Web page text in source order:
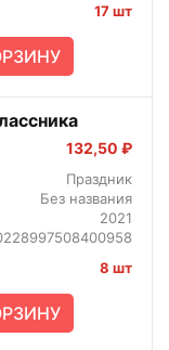
17 шт
132,50 ₽
Праздник
Без названия
2021
8 шт